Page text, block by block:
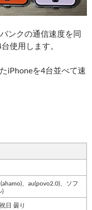
ンクの通信速度を同
使用します。
iPhoneを4台並べて速
、au(povo2.0)、ソフ
)
日 曇り